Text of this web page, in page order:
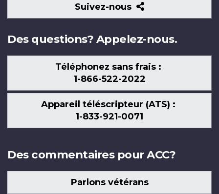
Suivez-nous
Suivez-
nous
Des questions? Appelez-nous.
Téléphonez sans frais :
1-866-522-2022
Appareil téléscripteur (ATS) :
1-833-921-0071
Des commentaires pour ACC?
Parlons vétérans